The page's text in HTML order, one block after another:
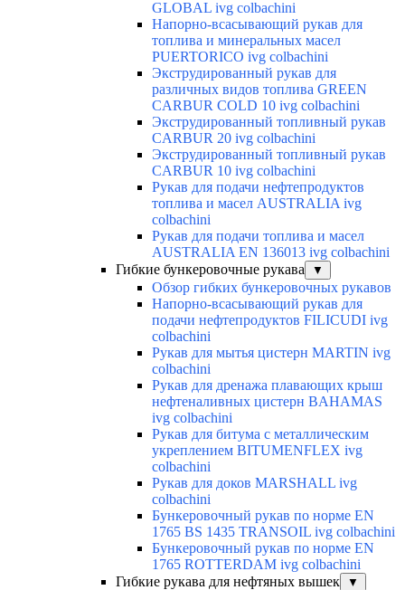
GLOBAL ivg colbachini
Напорно-всасывающий рукав для
топлива и минеральных масел
PUERTORICO ivg colbachini
Экструдированный рукав для
различных видов топлива GREEN
CARBUR COLD 10 ivg colbachini
Экструдированный топливный рукав
CARBUR 20 ivg colbachini
Экструдированный топливный рукав
CARBUR 10 ivg colbachini
Рукав для подачи нефтепродуктов
топлива и масел AUSTRALIA ivg
colbachini
Рукав для подачи топлива и масел
AUSTRALIA EN 136013 ivg colbachini
Гибкие бункеровочные рукава
▼
Обзор гибких бункеровочных рукавов
Напорно-всасывающий рукав для
подачи нефтепродуктов FILICUDI ivg
colbachini
Рукав для мытья цистерн MARTIN ivg
colbachini
Рукав для дренажа плавающих крыш
нефтеналивных цистерн BAHAMAS
ivg colbachini
Рукав для битума с металлическим
укреплением BITUMENFLEX ivg
colbachini
Рукав для доков MARSHALL ivg
colbachini
Бункеровочный рукав по норме EN
1765 BS 1435 TRANSOIL ivg colbachini
Бункеровочный рукав по норме EN
1765 ROTTERDAM ivg colbachini
Гибкие рукава для нефтяных вышек
▼